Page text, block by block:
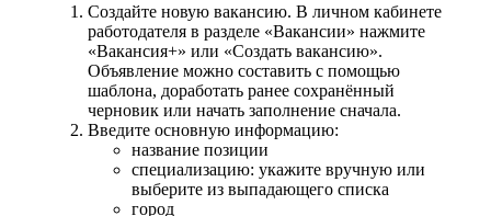
Создайте новую вакансию. В личном кабинете
работодателя в разделе «Вакансии» нажмите
«Вакансия+» или «Создать вакансию».
Объявление можно составить с помощью
шаблона, доработать ранее сохранённый
черновик или начать заполнение сначала.
Введите основную информацию:
название позиции
специализацию: укажите вручную или
выберите из выпадающего списка
город